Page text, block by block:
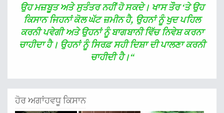
ਉਹ ਮਜ਼ਬੂਤ ਅਤੇ ਸੁਤੰਤਰ ਨਹੀਂ ਹੋ ਸਕਦੇ। ਖਾਸ ਤੌਰ ‘ਤੇ ਉਹ
ਕਿਸਾਨ ਜਿਹਨਾਂ ਕੋਲ ਘੱਟ ਜ਼ਮੀਨ ਹੈ, ਉਹਨਾਂ ਨੂੰ ਖੁਦ ਪਹਿਲ
ਕਰਨੀ ਪਵੇਗੀ ਅਤੇ ਉਹਨਾਂ ਨੂੰ ਬਾਗਬਾਨੀ ਵਿੱਚ ਨਿਵੇਸ਼ ਕਰਨਾ
ਚਾਹੀਦਾ ਹੈ। ਉਹਨਾਂ ਨੂੰ ਸਿਰਫ਼ ਸਹੀ ਦਿਸ਼ਾ ਦੀ ਪਾਲਣਾ ਕਰਨੀ
ਚਾਹੀਦੀ ਹੈ।“
ਹੋਰ ਅਗਾਂਹਵਧੂ ਕਿਸਾਨ